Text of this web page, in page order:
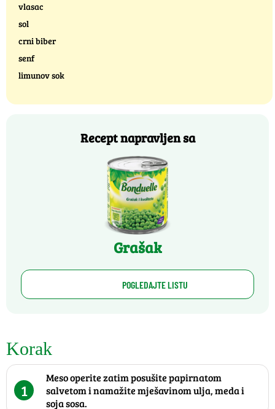
vlasac
sol
crni biber
senf
limunov sok
Recept napravljen sa
Grašak
POGLEDAJTE LISTU
Korak
1
Meso operite zatim posušite papirnatom
salvetom i namažite mješavinom ulja, meda i
soja sosa.